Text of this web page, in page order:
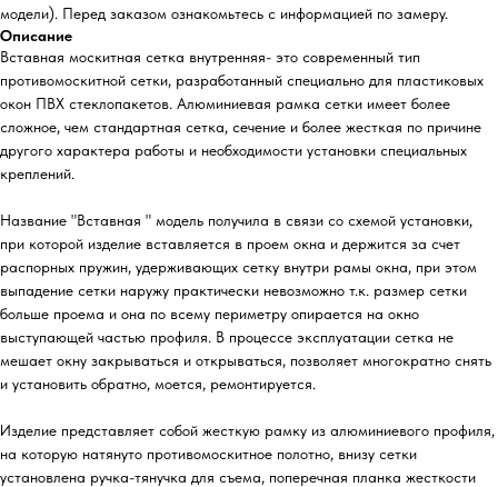
модели). Перед заказом ознакомьтесь с информацией по замеру.
Описание
Вставная москитная сетка внутренняя- это современный тип
противомоскитной сетки, разработанный специально для пластиковых
окон ПВХ стеклопакетов. Алюминиевая рамка сетки имеет более
сложное, чем стандартная сетка, сечение и более жесткая по причине
другого характера работы и необходимости установки специальных
креплений.
Название "Вставная " модель получила в связи со схемой установки,
при которой изделие вставляется в проем окна и держится за счет
распорных пружин, удерживающих сетку внутри рамы окна, при этом
выпадение сетки наружу практически невозможно т.к. размер сетки
больше проема и она по всему периметру опирается на окно
выступающей частью профиля. В процессе эксплуатации сетка не
мешает окну закрываться и открываться, позволяет многократно снять
и установить обратно, моется, ремонтируется.
Изделие представляет собой жесткую рамку из алюминиевого профиля,
на которую натянуто противомоскитное полотно, внизу сетки
установлена ручка-тянучка для съема, поперечная планка жесткости